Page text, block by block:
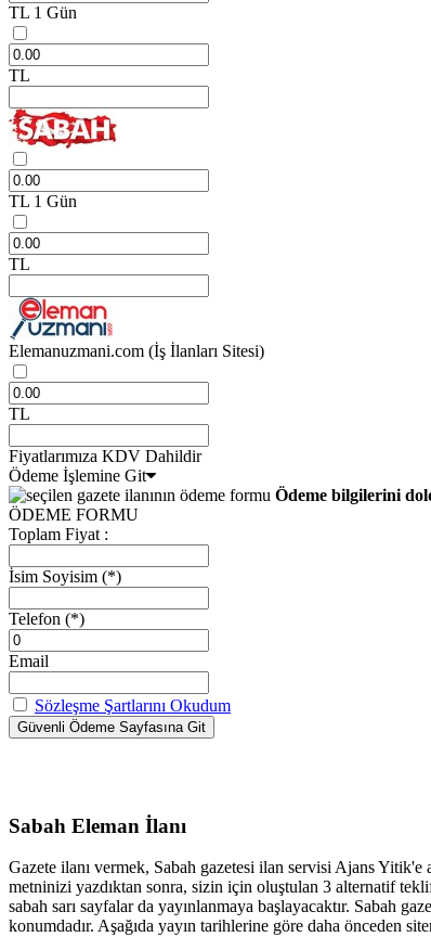
TL 1 Gün
TL
TL 1 Gün
TL
Elemanuzmani.com (İş İlanları Sitesi)
TL
Fiyatlarımıza KDV Dahildir
Ödeme İşlemine Git
Ödeme bilgilerini
ÖDEME FORMU
Toplam Fiyat :
İsim Soyisim (*)
Telefon (*)
Email
Sözleşme Şartlarını Okudum
Sabah Eleman İlanı
Gazete ilanı vermek, Sabah gazetesi ilan servisi Ajans Yitik'e
metninizi yazdıktan sonra, sizin için oluştulan 3 alternatif
sabah sarı sayfalar da yayınlanmaya başlayacaktır. Sabah
konumdadır. Aşağıda yayın tarihlerine göre daha önceden